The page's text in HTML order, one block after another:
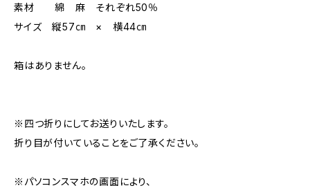
素材 綿 麻 それぞれ50％
サイズ 縦57㎝ × 横44㎝
箱はありません。
※四つ折りにしてお送りいたします。
折り目が付いていることをご了承ください。
※パソコンスマホの画面により、